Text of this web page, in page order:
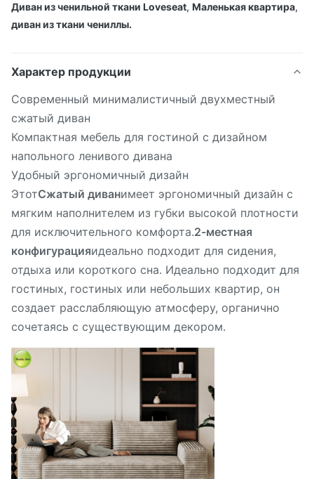
Диван из ченильной ткани Loveseat, Маленькая квартира,
диван из ткани чениллы.
Характер продукции
Современный минималистичный двухместный
сжатый диван
Компактная мебель для гостиной с дизайном
напольного ленивого дивана
Удобный эргономичный дизайн
ЭтотСжатый диванимеет эргономичный дизайн с
мягким наполнителем из губки высокой плотности
для исключительного комфорта.2-местная
конфигурацияидеально подходит для сидения,
отдыха или короткого сна. Идеально подходит для
гостиных, гостиных или небольших квартир, он
создает расслабляющую атмосферу, органично
сочетаясь с существующим декором.